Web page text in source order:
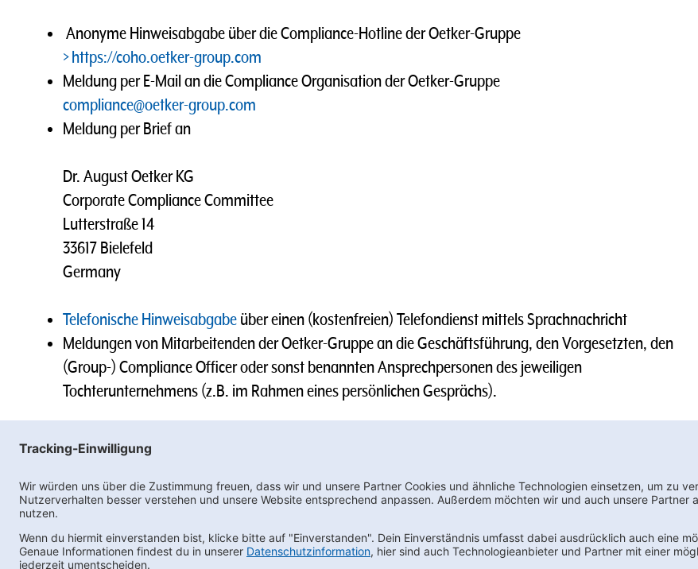
Anonyme Hinweisabgabe über die Compliance-Hotline der Oetker-Gruppe
https://coho.oetker-group.com
Meldung per E-Mail an die Compliance Organisation der Oetker-Gruppe
compliance@oetker-group.com
Meldung per Brief an
Dr. August Oetker KG
Corporate Compliance Committee
Lutterstraße 14
33617 Bielefeld
Germany
Telefonische Hinweisabgabe über einen (kostenfreien) Telefondienst mittels Sprachnachricht
Meldungen von Mitarbeitenden der Oetker-Gruppe an die Geschäftsführung, den Vorgesetzten, den
(Group-) Compliance Officer oder sonst benannten Ansprechpersonen des jeweiligen
Tochterunternehmens (z.B. im Rahmen eines persönlichen Gesprächs).
Wir werden den Vorgang sorgfältig prüfen und die erforderlichen Maßnahmen ergreifen.
Newsletter bestellen